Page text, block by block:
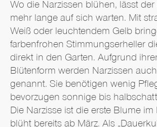
Wo die Narzissen blühen, lässt
mehr lange auf sich warten. Mit
Weiß oder leuchtendem Gelb
farbenfrohen Stimmungserheller
direkt in den Garten. Aufgrund
Blütenform werden Narzissen
genannt. Sie benötigen wenig
bevorzugen sonnige bis
Die Narzisse ist die erste Blume im
blüht bereits ab März. Als